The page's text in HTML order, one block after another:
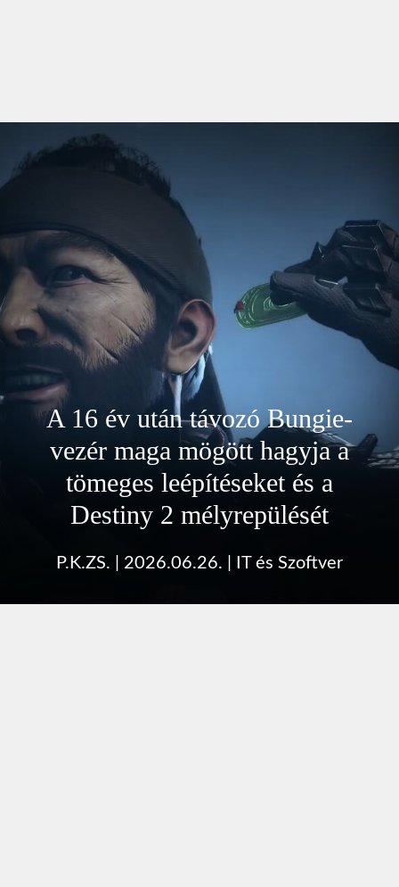
A 16 év után távozó Bungie-
vezér maga mögött hagyja a
tömeges leépítéseket és a
Destiny 2 mélyrepülését
P.K.ZS. 2026.06.26. IT és Szoftver